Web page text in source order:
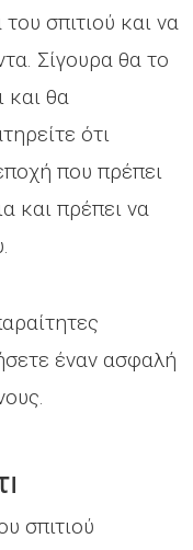
σπιτιού και να
Σίγουρα θα το
και θα
ότι
που πρέπει
και πρέπει να
έναν ασφαλή
σπιτιού